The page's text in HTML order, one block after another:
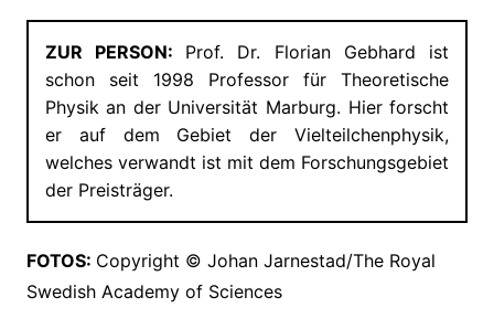
ZUR PERSON: Prof. Dr. Florian Gebhard ist
schon seit 1998 Professor für Theoretische
Physik an der Universität Marburg. Hier forscht
er auf dem Gebiet der Vielteilchenphysik,
welches verwandt ist mit dem Forschungsgebiet
der Preisträger.
FOTOS: Copyright © Johan Jarnestad/The Royal
Swedish Academy of Sciences